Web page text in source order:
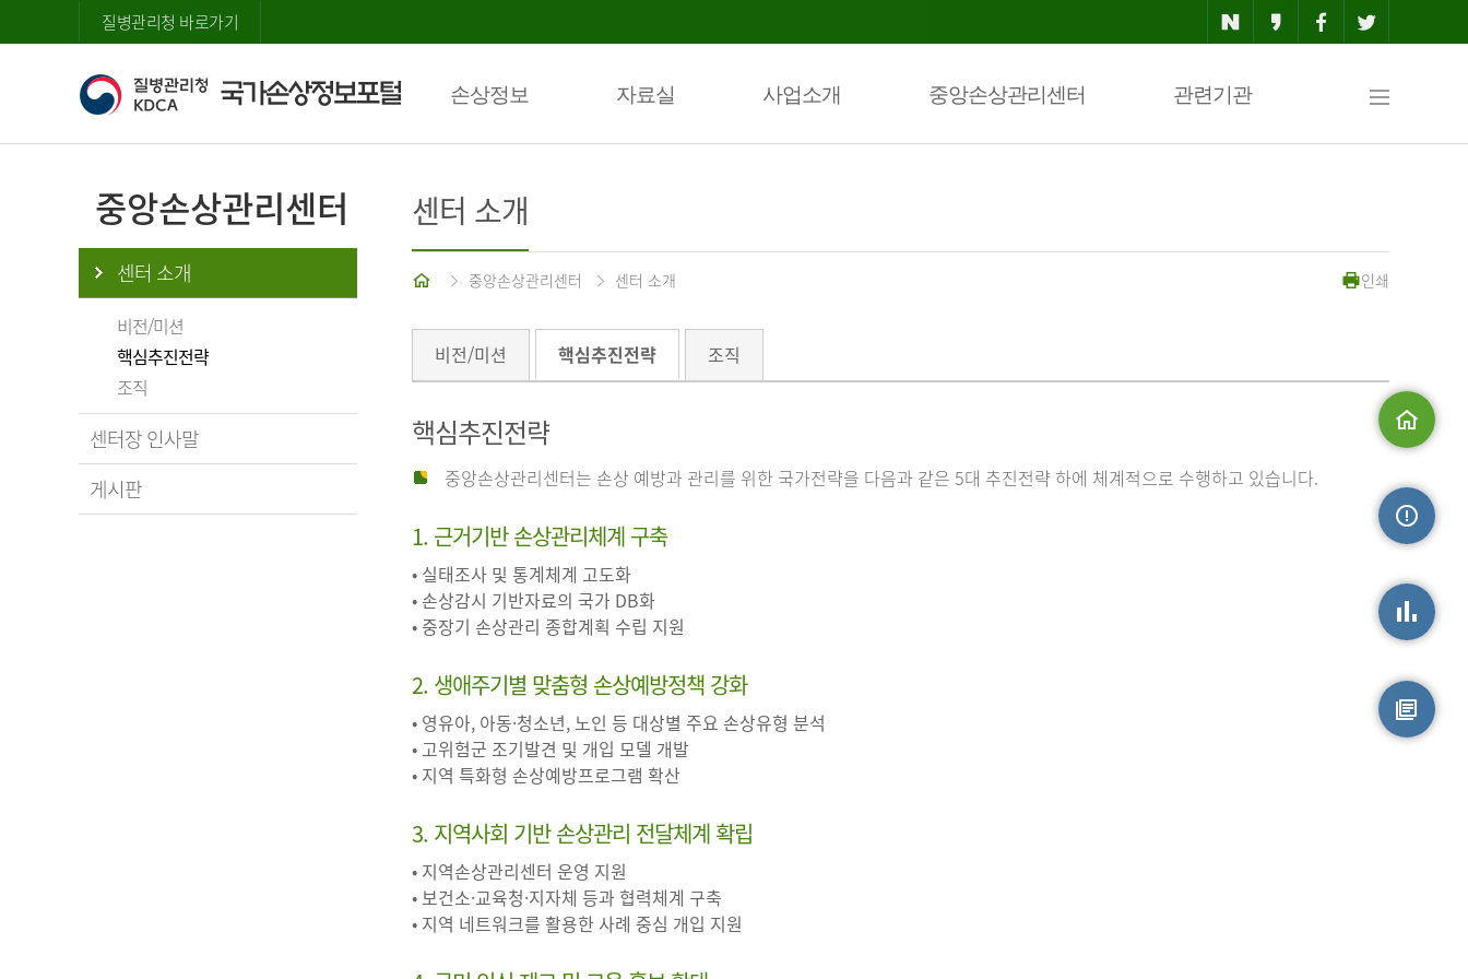
질병관리청 바로가기
손상정보 자료실 사업소개 중앙손상관리센터 관련기관
맵
중앙손상관리센터
센터 소개
비전/미션
핵심추진전략
조직
센터장 인사말
게시판
센터 소개
중앙손상관리센터 센터 소개 인쇄
비전/미션 핵심추진전략 조직
핵심추진전략
중앙손상관리센터는 손상 예방과 관리를 위한 국가전략을 다음과 같은 5대 추진전략 하에 체계적으로 수행하고 있습니다.
1. 근거기반 손상관리체계 구축
• 실태조사 및 통계체계 고도화
• 손상감시 기반자료의 국가 DB화
• 중장기 손상관리 종합계획 수립 지원
2. 생애주기별 맞춤형 손상예방정책 강화
• 영유아, 아동·청소년, 노인 등 대상별 주요 손상유형 분석
• 고위험군 조기발견 및 개입 모델 개발
• 지역 특화형 손상예방프로그램 확산
3. 지역사회 기반 손상관리 전달체계 확립
• 지역손상관리센터 운영 지원
• 보건소·교육청·지자체 등과 협력체계 구축
• 지역 네트워크를 활용한 사례 중심 개입 지원